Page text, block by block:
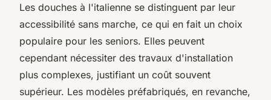
Les douches à l'italienne se distinguent par leur
accessibilité sans marche, ce qui en fait un choix
populaire pour les seniors. Elles peuvent
cependant nécessiter des travaux d'installation
plus complexes, justifiant un coût souvent
supérieur. Les modèles préfabriqués, en revanche,